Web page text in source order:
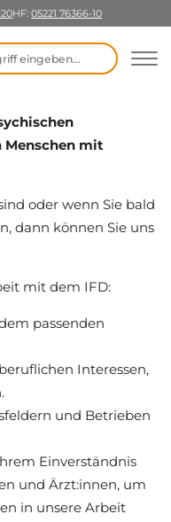
HF: 05221 76366-10
eingeben
Menschen mit
oder wenn Sie bald
dann können Sie uns
mit dem IFD:
passenden
Interessen,
und Betrieben
Einverständnis
und Ärzt:innen, um
in unsere Arbeit